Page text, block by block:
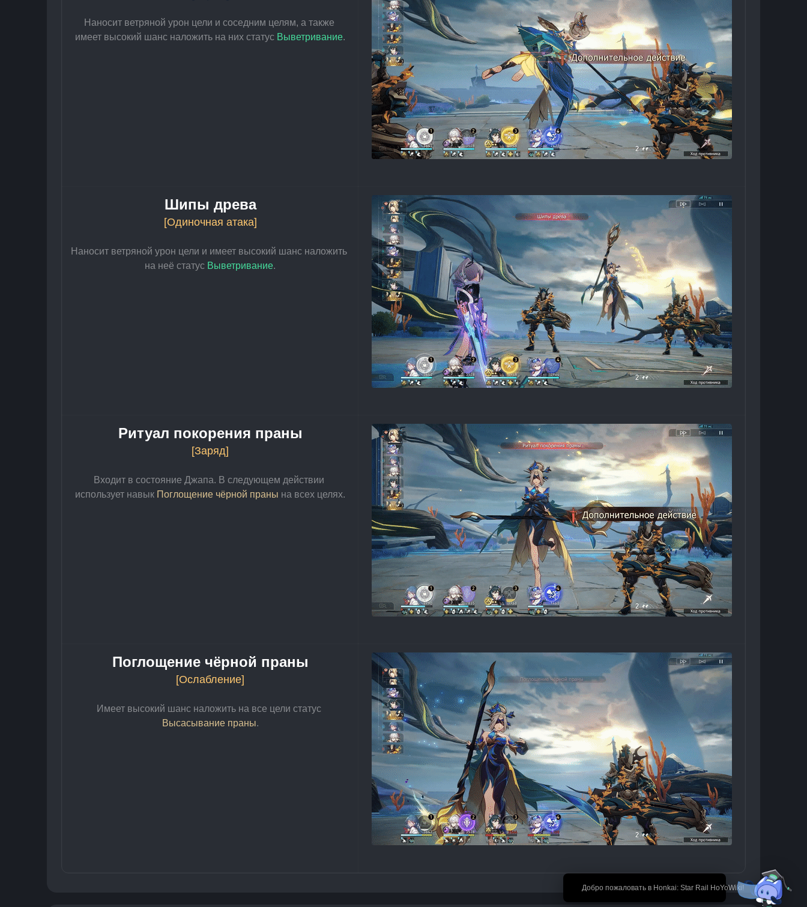
🎉 Добро пожаловать в Honkai: Star Rail HoYoWiki!
Наносит ветряной урон цели и соседним целям, а также
имеет высокий шанс наложить на них статус Выветривание.
Шипы древа
[Одиночная атака]
Наносит ветряной урон цели и имеет высокий шанс наложить
на неё статус Выветривание.
Ритуал покорения праны
[Заряд]
Входит в состояние Джапа. В следующем действии
использует навык Поглощение чёрной праны на всех целях.
Поглощение чёрной праны
[Ослабление]
Имеет высокий шанс наложить на все цели статус
Высасывание праны.